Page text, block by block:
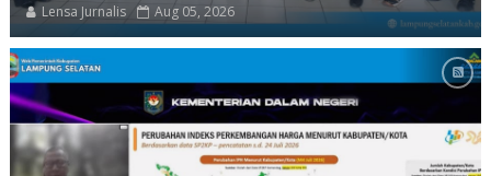
Lensa Jurnalis Aug 05, 2026